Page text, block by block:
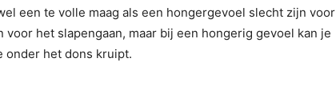
een te volle maag als een hongergevoel slecht zijn voor
voor het slapengaan, maar bij een hongerig gevoel kan je
onder het dons kruipt.